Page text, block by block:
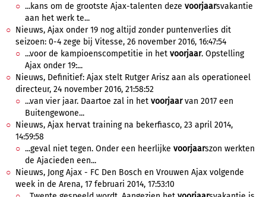
...kans om de grootste Ajax-talenten deze voorjaarsvakantie
aan het werk te...
Nieuws, Ajax onder 19 nog altijd zonder puntenverlies dit
seizoen: 0-4 zege bij Vitesse, 26 november 2016, 16:47:54
...voor de kampioenscompetitie in het voorjaar. Opstelling
Ajax onder 19:...
Nieuws, Definitief: Ajax stelt Rutger Arisz aan als operationeel
directeur, 24 november 2016, 21:58:52
...van vier jaar. Daartoe zal in het voorjaarvan 2017 een
Buitengewone...
Nieuws, Ajax hervat training na bekerfiasco, 23 april 2014,
14:59:58
...geval niet tegen. Onder een heerlijke voorjaarszon werkten
de Ajacieden een...
Nieuws, Jong Ajax - FC Den Bosch en Vrouwen Ajax volgende
week in de Arena, 17 februari 2014, 17:53:10